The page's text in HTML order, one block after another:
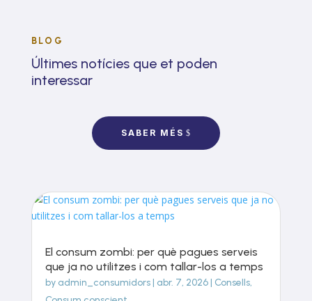
BLOG
Últimes notícies que et poden
interessar
SABER MÉS
El consum zombi: per què pagues serveis
que ja no utilitzes i com tallar-los a temps
by admin_consumidors| abr. 7, 2026| Consells,